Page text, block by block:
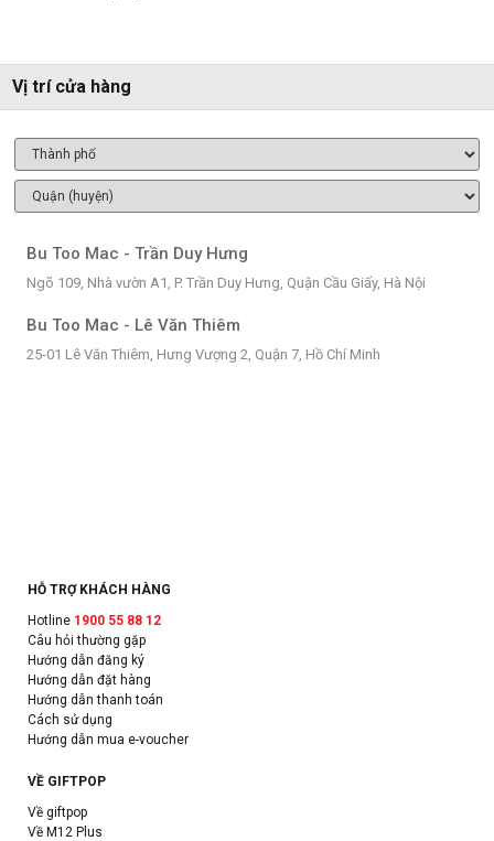
Vị trí cửa hàng
Bu Too Mac - Trần Duy Hưng
Ngõ 109, Nhà vườn A1, P. Trần Duy Hưng, Quận Cầu Giấy, Hà Nội
Bu Too Mac - Lê Văn Thiêm
25-01 Lê Văn Thiêm, Hưng Vượng 2, Quận 7, Hồ Chí Minh
HỖ TRỢ KHÁCH HÀNG
Hotline 1900 55 88 12
Câu hỏi thường gặp
Hướng dẫn đăng ký
Hướng dẫn đặt hàng
Hướng dẫn thanh toán
Cách sử dụng
Hướng dẫn mua e-voucher
VỀ GIFTPOP
Về giftpop
Về M12 Plus